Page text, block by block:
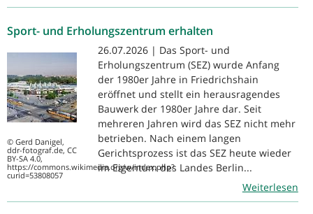
Sport- und Erholungszentrum erhalten
© Gerd Danigel,
ddr-fotograf.de, CC
BY-SA 4.0,
https://commons.wikimedia.org/w/index.php?
curid=53808057
26.07.2026 | Das Sport- und
Erholungszentrum (SEZ) wurde Anfang
der 1980er Jahre in Friedrichshain
eröffnet und stellt ein herausragendes
Bauwerk der 1980er Jahre dar. Seit
mehreren Jahren wird das SEZ nicht mehr
betrieben. Nach einem langen
Gerichtsprozess ist das SEZ heute wieder
im Eigentum des Landes Berlin...
Weiterlesen